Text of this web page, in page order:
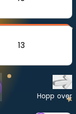
13
Hopp over